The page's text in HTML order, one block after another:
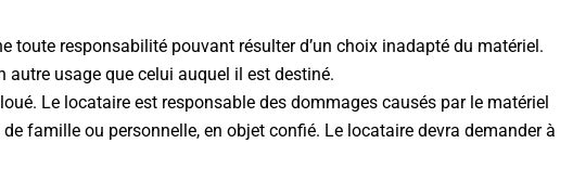
responsabilité pouvant résulter d’un choix inadapté du matériel.
usage que celui auquel il est destiné.
Le locataire est responsable des dommages causés par le matériel
famille ou personnelle, en objet confié. Le locataire devra demander à